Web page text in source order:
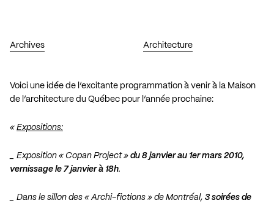
Archives Architecture
Voici une idée de l’excitante programmation à venir à la Maison
de l’architecture du Québec pour l’année prochaine:
« Expositions:
_ Exposition « Copan Project » du 8 janvier au 1er mars 2010,
vernissage le 7 janvier à 18h.
_ Dans le sillon des « Archi-fictions » de Montréal, 3 soirées de